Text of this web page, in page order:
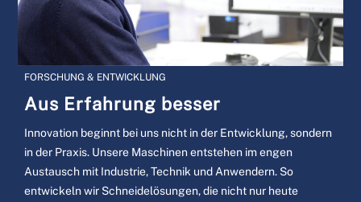
FORSCHUNG & ENTWICKLUNG
Aus Erfahrung besser
Innovation beginnt bei uns nicht in der Entwicklung, sondern
in der Praxis. Unsere Maschinen entstehen im engen
Austausch mit Industrie, Technik und Anwendern. So
entwickeln wir Schneidelösungen, die nicht nur heute